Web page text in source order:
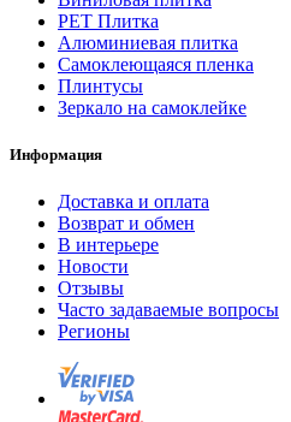
PET Плитка
Алюминиевая плитка
Самоклеющаяся пленка
Плинтусы
Зеркало на самоклейке
Информация
Доставка и оплата
Возврат и обмен
В интерьере
Новости
Отзывы
Часто задаваемые вопросы
Регионы